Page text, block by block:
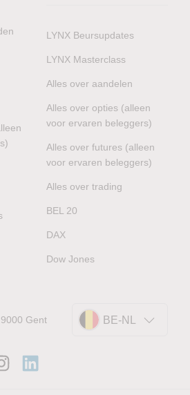
LYNX Beursupdates
LYNX Masterclass
Alles over aandelen
Alles over opties (alleen
voor ervaren beleggers)
Alles over futures (alleen
voor ervaren beleggers)
Alles over trading
BEL 20
DAX
Dow Jones
Gent BE-NL